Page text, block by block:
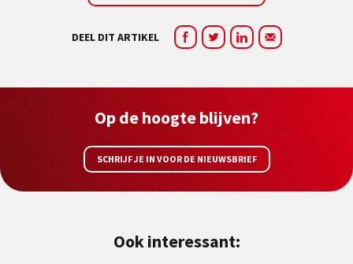
DEEL DIT ARTIKEL
Op de hoogte blijven?
SCHRIJF JE IN VOOR DE NIEUWSBRIEF
Ook interessant: